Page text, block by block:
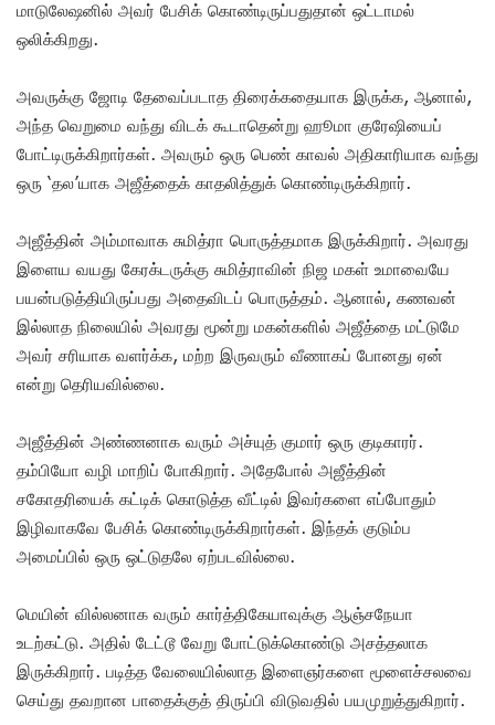
மாடுலேஷனில் அவர் பேசிக் கொண்டிருப்பதுதான் ஒட்டாமல்
ஒலிக்கிறது.
அவருக்கு ஜோடி தேவைப்படாத திரைக்கதையாக இருக்க, ஆனால்,
அந்த வெறுமை வந்து விடக் கூடாதென்று ஹூமா குரேஷியைப்
போட்டிருக்கிறார்கள். அவரும் ஒரு பெண் காவல் அதிகாரியாக வந்து
ஒரு ‘தல’யாக அஜீத்தைக் காதலித்துக் கொண்டிருக்கிறார்.
அஜீத்தின் அம்மாவாக சுமித்ரா பொருத்தமாக இருக்கிறார். அவரது
இளைய வயது கேரக்டருக்கு சுமித்ராவின் நிஜ மகள் உமாவையே
பயன்படுத்தியிருப்பது அதைவிடப் பொருத்தம். ஆனால், கணவன்
இல்லாத நிலையில் அவரது மூன்று மகன்களில் அஜீத்தை மட்டுமே
அவர் சரியாக வளர்க்க, மற்ற இருவரும் வீணாகப் போனது ஏன்
என்று தெரியவில்லை.
அஜீத்தின் அண்ணனாக வரும் அச்யுத் குமார் ஒரு குடிகாரர்.
தம்பியோ வழி மாறிப் போகிறார். அதேபோல் அஜீத்தின்
சகோதரியைக் கட்டிக் கொடுத்த வீட்டில் இவர்களை எப்போதும்
இழிவாகவே பேசிக் கொண்டிருக்கிறார்கள். இந்தக் குடும்ப
அமைப்பில் ஒரு ஒட்டுதலே ஏற்படவில்லை.
மெயின் வில்லனாக வரும் கார்த்திகேயாவுக்கு ஆஞ்சநேயா
உடற்கட்டு. அதில் டேட்டூ வேறு போட்டுக்கொண்டு அசத்தலாக
இருக்கிறார். படித்த வேலையில்லாத இளைஞர்களை மூளைச்சலவை
செய்து தவறான பாதைக்குத் திருப்பி விடுவதில் பயமுறுத்துகிறார்.